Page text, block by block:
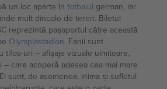
un loc aparte în fotbalul german, iar
mult dincolo de teren. Biletul
reprezintă pașaportul către această
Olympiastadion. Fanii sunt
tifos-uri – afișaje vizuale uimitoare,
– care acoperă adesea cea mai mare
sunt, de asemenea, inima și sufletul